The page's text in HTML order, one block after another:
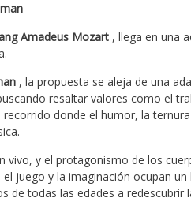
Amadeus Mozart , llega en una
, la propuesta se aleja de una
resaltar valores como el
donde el humor, la
vivo, y el protagonismo de los
juego y la imaginación ocupan
de todas las edades a redescubrir